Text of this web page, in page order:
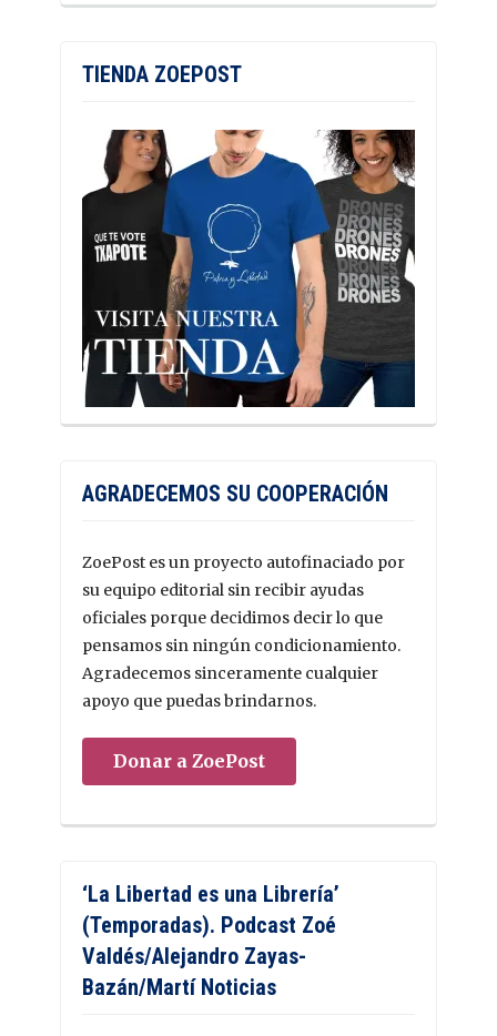
TIENDA ZOEPOST
AGRADECEMOS SU COOPERACIÓN
ZoePost es un proyecto autofinaciado por
su equipo editorial sin recibir ayudas
oficiales porque decidimos decir lo que
pensamos sin ningún condicionamiento.
Agradecemos sinceramente cualquier
apoyo que puedas brindarnos.
Donar a ZoePost
‘La Libertad es una Librería’
(Temporadas). Podcast Zoé
Valdés/Alejandro Zayas-
Bazán/Martí Noticias